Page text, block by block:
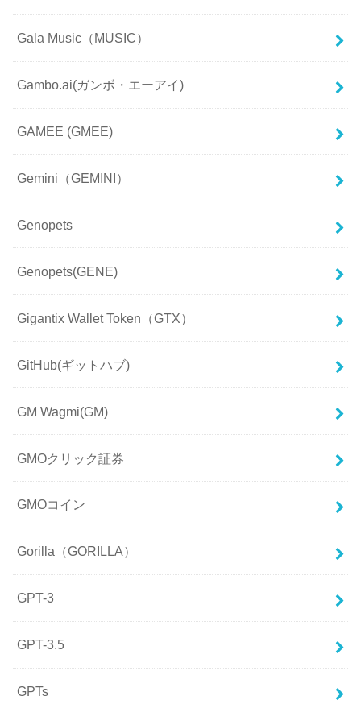
Gala Music（MUSIC）
Gambo.ai(ガンボ・エーアイ)
GAMEE (GMEE)
Gemini（GEMINI）
Genopets
Genopets(GENE)
Gigantix Wallet Token（GTX）
GitHub(ギットハブ)
GM Wagmi(GM)
GMOクリック証券
GMOコイン
Gorilla（GORILLA）
GPT-3
GPT-3.5
GPTs